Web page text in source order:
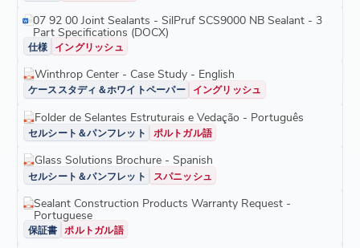
07 92 00 Joint Sealants - SilPruf SCS9000 NB Sealant - 3
Part Specifications (DOCX)
仕様 イングリッシュ
Winthrop Center - Case Study - English
ケーススタディ＆ホワイトペーパー イングリッシュ
Folder de Selantes Estruturais e Vedação - Português
セルシート＆パンフレット ポルトガル語
Glass Solutions Brochure - Spanish
セルシート＆パンフレット スパニッシュ
Sealant Construction Products Warranty Request -
Portuguese
保証書 ポルトガル語